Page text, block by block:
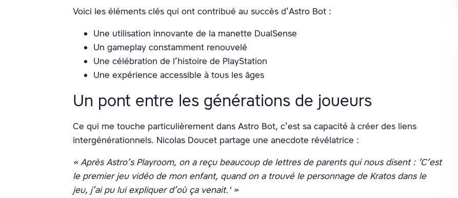
Voici les éléments clés qui ont contribué au succès d’Astro Bot :
Une utilisation innovante de la manette DualSense
Un gameplay constamment renouvelé
Une célébration de l’histoire de PlayStation
Une expérience accessible à tous les âges
Un pont entre les générations de joueurs
Ce qui me touche particulièrement dans Astro Bot, c’est sa capacité à créer des liens
intergénérationnels. Nicolas Doucet partage une anecdote révélatrice :
« Après Astro’s Playroom, on a reçu beaucoup de lettres de parents qui nous disent : ‘C’est
le premier jeu vidéo de mon enfant, quand on a trouvé le personnage de Kratos dans le
jeu, j’ai pu lui expliquer d’où ça venait.' »